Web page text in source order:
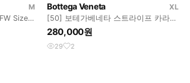
M
Size
Bottega Veneta
XL
[50] 보테가베네타 스트라이프 카라
반팔티 폴로 셔츠
280,000원
29 2